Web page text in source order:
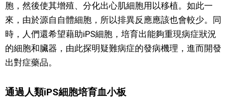
胞，然後使其增殖、分化出心肌細胞用以移植。如此一
來，由於源自自體細胞，所以排異反應應該也會較少。同
時，人們還希望藉助iPS細胞，培育出能夠重現病症狀況
的細胞和臟器，由此探明疑難病症的發病機理，進而開發
出對症藥品。
通過人類iPS細胞培育血小板